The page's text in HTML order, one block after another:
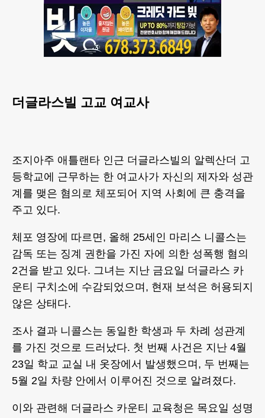
더글라스빌 고교 여교사
조지아주 애틀랜타 인근 더글라스빌의 알렉산더 고
등학교에 근무하는 한 여교사가 자신의 제자와 성관
계를 맺은 혐의로 체포되어 지역 사회에 큰 충격을
주고 있다.
체포 영장에 따르면, 올해 25세인 마리스 니콜스는
감독 또는 징계 권한을 가진 자에 의한 성폭행 혐의
2건을 받고 있다. 그녀는 지난 금요일 더글라스 카
운티 구치소에 수감되었으며, 현재 보석은 허용되지
않은 상태다.
조사 결과 니콜스는 동일한 학생과 두 차례 성관계
를 가진 것으로 드러났다. 첫 번째 사건은 지난 4월
23일 학교 교실 내 옷장에서 발생했으며, 두 번째는
5월 2일 차량 안에서 이루어진 것으로 알려졌다.
이와 관련해 더글라스 카운티 교육청은 목요일 성명